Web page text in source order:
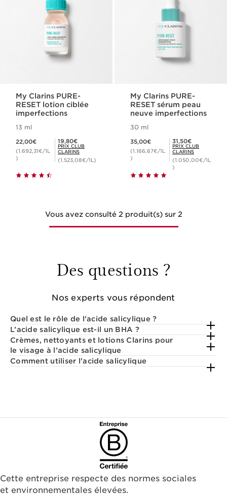
My Clarins PURE-
RESET lotion ciblée
imperfections
13 ml
22,00€
(1.692,31€/1L
)
Prix Club Clarins 19,80€
19,80€
PRIX CLUB
CLARINS
(1.523,08€/1L)
My Clarins PURE-
RESET sérum peau
neuve imperfections
30 ml
35,00€
(1.166,67€/1L
)
Prix Club Clarins 31,50€
31,50€
PRIX CLUB
CLARINS
(1.050,00€/1L
)
Vous avez consulté 2 produit(s) sur 2
Des questions ?
Nos experts vous répondent
Quel est le rôle de l'acide salicylique ?
L’acide salicylique est-il un BHA ?
Crèmes, nettoyants et lotions Clarins pour
le visage à l’acide salicylique
Comment utiliser l’acide salicylique
Cette entreprise respecte des normes sociales
et environnementales élevées.